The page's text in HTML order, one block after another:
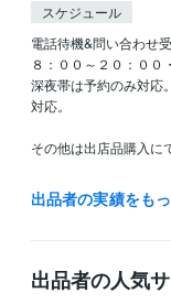
スケジュール
電話待機&問い合わせ
８：００～２０：０
深夜帯は予約のみ対応
対応。
その他は出店品購入に
電話待機中は対応可能
＊問い合わせに長文で
ん。
出品者の実績をも
出品者の人気